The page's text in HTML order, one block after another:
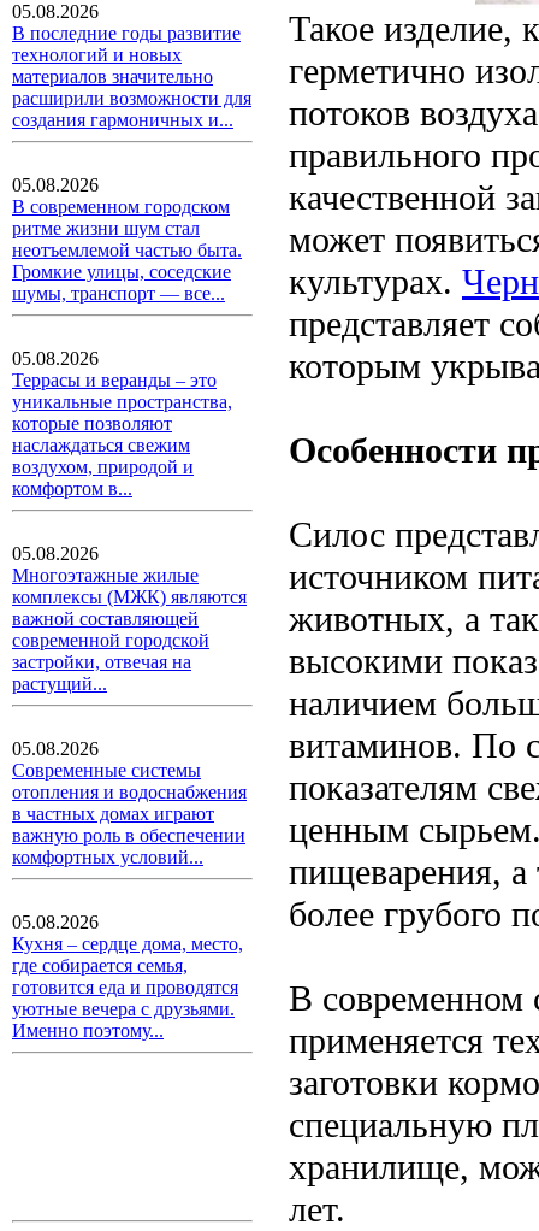
05.08.2026
В последние годы развитие
технологий и новых
материалов значительно
расширили возможности для
создания гармоничных и...
05.08.2026
В современном городском
ритме жизни шум стал
неотъемлемой частью быта.
Громкие улицы, соседские
шумы, транспорт — все...
05.08.2026
Террасы и веранды – это
уникальные пространства,
которые позволяют
наслаждаться свежим
воздухом, природой и
комфортом в...
05.08.2026
Многоэтажные жилые
комплексы (МЖК) являются
важной составляющей
современной городской
застройки, отвечая на
растущий...
05.08.2026
Современные системы
отопления и водоснабжения
в частных домах играют
важную роль в обеспечении
комфортных условий...
05.08.2026
Кухня – сердце дома, место,
где собирается семья,
готовится еда и проводятся
уютные вечера с друзьями.
Именно поэтому...
Такое изделие,
герметично
потоков
правильного
качественной
может
культурах.
представляет
которым
Особенности
Силос
источником
животных, а
высокими
наличием
витаминов. По
показателям
ценным
пищеварения, а
более грубого
В современном
применяется
заготовки
специальную
хранилище,
лет.